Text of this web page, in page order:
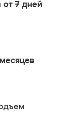
от 7 дней